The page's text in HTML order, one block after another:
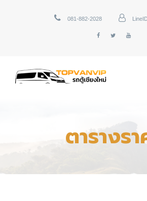
081-882-2028
ตารางรา